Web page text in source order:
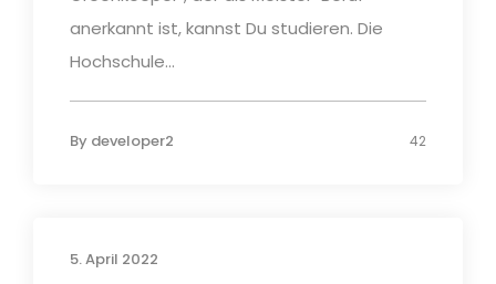
anerkannt ist, kannst Du studieren. Die
Hochschule...
By developer2 42
5. April 2022